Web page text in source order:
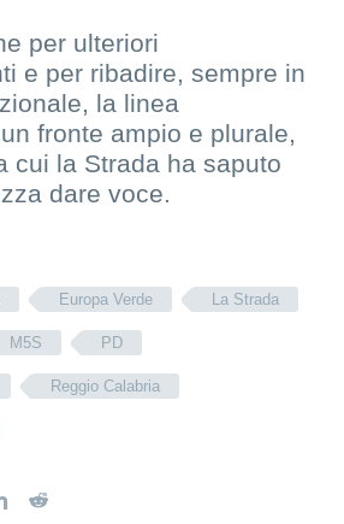
per ulteriori
e per ribadire, sempre in
la linea
fronte ampio e plurale,
cui la Strada ha saputo
dare voce.
Europa Verde La Strada
M5S PD
Reggio Calabria